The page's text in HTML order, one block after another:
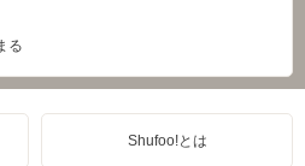
る
Shufoo!とは